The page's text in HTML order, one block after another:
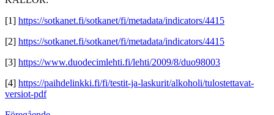
[1] https://sotkanet.fi/sotkanet/fi/metadata/indicators/4415
[2] https://sotkanet.fi/sotkanet/fi/metadata/indicators/4415
[3] https://www.duodecimlehti.fi/lehti/2009/8/duo98003
[4] https://paihdelinkki.fi/fi/testit-ja-laskurit/alkoholi/tulostettavat-
versiot-pdf